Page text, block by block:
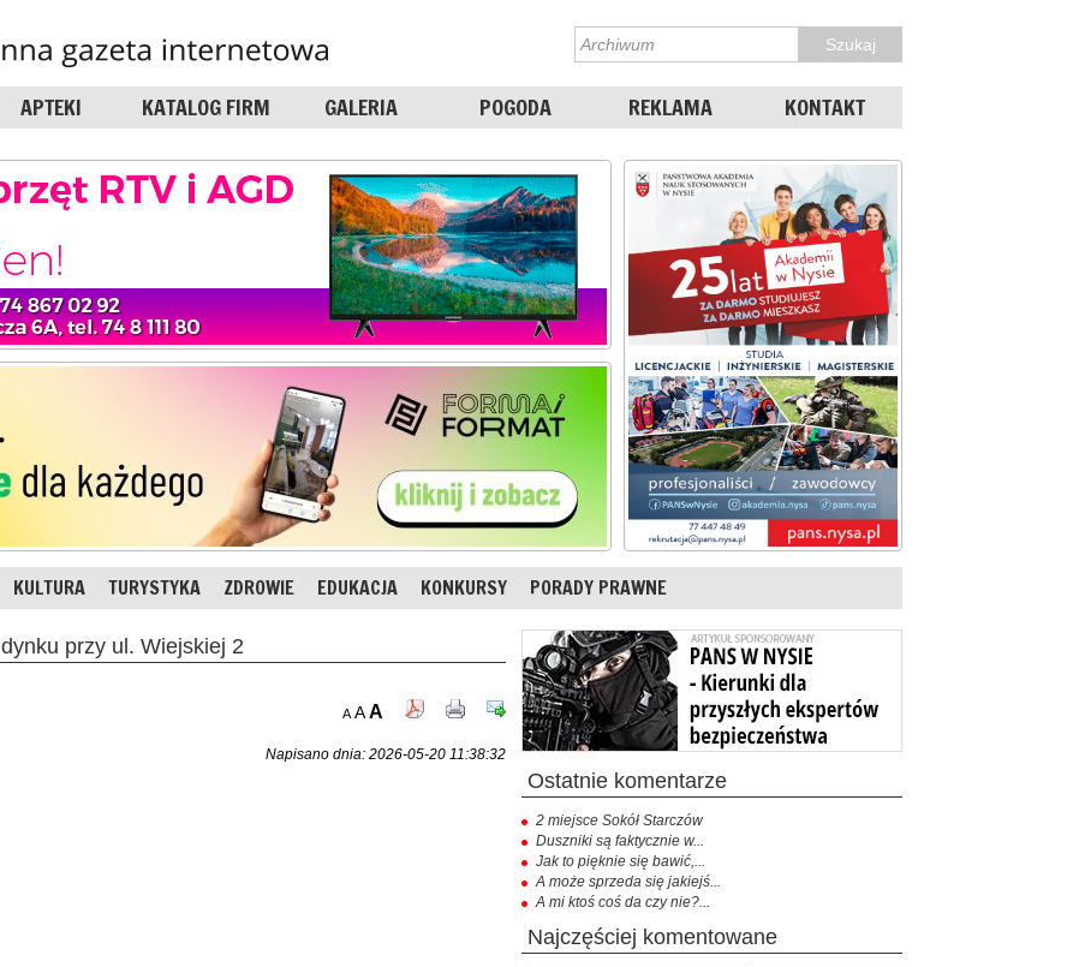
APTEKI KATALOG FIRM GALERIA POGODA REKLAMA KONTAKT
KULTURA TURYSTYKA ZDROWIE EDUKACJA KONKURSY PORADY PRAWNE
przy ul. Wiejskiej 2
A AA
Napisano dnia: 2026-05-20 11:38:32
ostatnie komentarze
2 miejsce Sokół Starczów
Duszniki są faktycznie w...
Jak to pięknie się bawić,...
A może sprzeda się jakiejś...
A mi ktoś coś da czy nie?...
najczęściej komentowane